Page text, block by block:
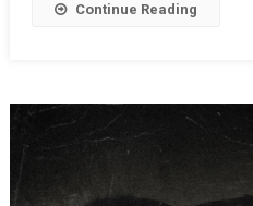
Continue Reading